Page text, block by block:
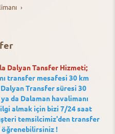
Dalyan Tansfer Hizmeti;
transfer mesafesi 30 km
Transfer süresi 30
da Dalaman havalimanı
almak için bizi 7/24 saat
temsilcimiz'den transfer
!